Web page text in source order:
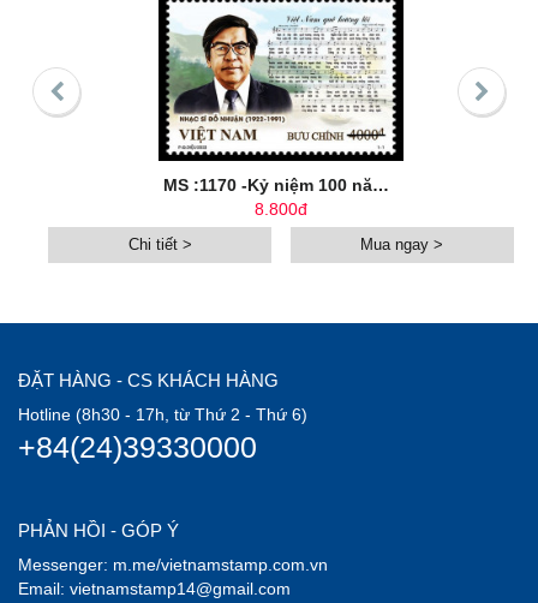
MS :1170 -Kỷ niệm 100 năm sinh nhạc sĩ Đỗ Nhuận (1922-2022)
8.800đ
Chi tiết > Mua ngay >
ĐẶT HÀNG - CS KHÁCH HÀNG
Hotline (8h30 - 17h, từ Thứ 2 - Thứ 6)
+84(24)39330000
PHẢN HỒI - GÓP Ý
Messenger: m.me/vietnamstamp.com.vn
Email: vietnamstamp14@gmail.com